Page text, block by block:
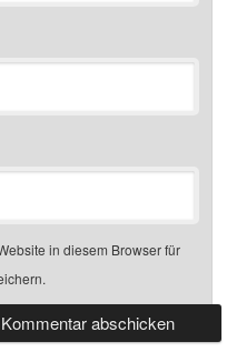
in diesem Browser für